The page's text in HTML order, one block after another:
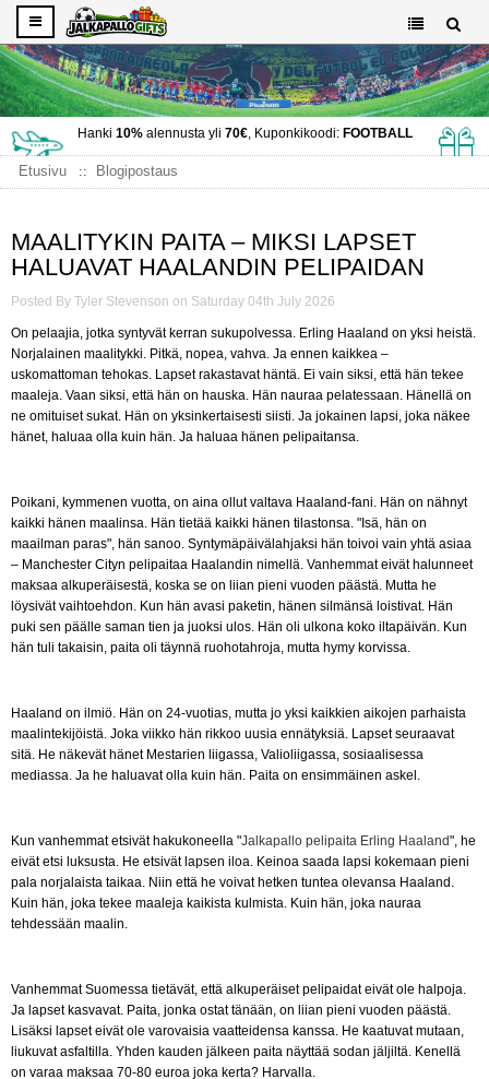
Hanki 10%alennusta yli 70€, Kuponkikoodi: FOOTBALL
Etusivu
Blogipostaus
MAALITYKIN PAITA – MIKSI LAPSET
HALUAVAT HAALANDIN PELIPAIDAN
Posted By Tyler Stevenson on Saturday 04th July 2026
On pelaajia, jotka syntyvät kerran sukupolvessa. Erling Haaland on yksi heistä.
Norjalainen maalitykki. Pitkä, nopea, vahva. Ja ennen kaikkea –
uskomattoman tehokas. Lapset rakastavat häntä. Ei vain siksi, että hän tekee
maaleja. Vaan siksi, että hän on hauska. Hän nauraa pelatessaan. Hänellä on
ne omituiset sukat. Hän on yksinkertaisesti siisti. Ja jokainen lapsi, joka näkee
hänet, haluaa olla kuin hän. Ja haluaa hänen pelipaitansa.
Poikani, kymmenen vuotta, on aina ollut valtava Haaland-fani. Hän on nähnyt
kaikki hänen maalinsa. Hän tietää kaikki hänen tilastonsa. "Isä, hän on
maailman paras", hän sanoo. Syntymäpäivälahjaksi hän toivoi vain yhtä asiaa
– Manchester Cityn pelipaitaa Haalandin nimellä. Vanhemmat eivät halunneet
maksaa alkuperäisestä, koska se on liian pieni vuoden päästä. Mutta he
löysivät vaihtoehdon. Kun hän avasi paketin, hänen silmänsä loistivat. Hän
puki sen päälle saman tien ja juoksi ulos. Hän oli ulkona koko iltapäivän. Kun
hän tuli takaisin, paita oli täynnä ruohotahroja, mutta hymy korvissa.
Haaland on ilmiö. Hän on 24-vuotias, mutta jo yksi kaikkien aikojen parhaista
maalintekijöistä. Joka viikko hän rikkoo uusia ennätyksiä. Lapset seuraavat
sitä. He näkevät hänet Mestarien liigassa, Valioliigassa, sosiaalisessa
mediassa. Ja he haluavat olla kuin hän. Paita on ensimmäinen askel.
Kun vanhemmat etsivät hakukoneella "Jalkapallo pelipaita Erling Haaland", he
eivät etsi luksusta. He etsivät lapsen iloa. Keinoa saada lapsi kokemaan pieni
pala norjalaista taikaa. Niin että he voivat hetken tuntea olevansa Haaland.
Kuin hän, joka tekee maaleja kaikista kulmista. Kuin hän, joka nauraa
tehdessään maalin.
Vanhemmat Suomessa tietävät, että alkuperäiset pelipaidat eivät ole halpoja.
Ja lapset kasvavat. Paita, jonka ostat tänään, on liian pieni vuoden päästä.
Lisäksi lapset eivät ole varovaisia vaatteidensa kanssa. He kaatuvat mutaan,
liukuvat asfaltilla. Yhden kauden jälkeen paita näyttää sodan jäljiltä. Kenellä
on varaa maksaa 70-80 euroa joka kerta? Harvalla.